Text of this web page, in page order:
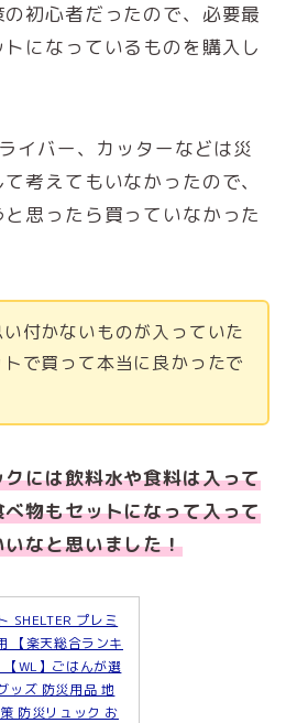
初心者だったので、必要最
になっているものを購入し
イバー、カッターなどは災
考えてもいなかったので、
思ったら買っていなかった
付かないものが入っていた
で買って本当に良かったで
には飲料水や食料は入って
物もセットになって入って
なと思いました！
SHELTER プレミ
【楽天総合ランキ
【WL】ごはんが選
ッズ 防災用品 地
防災リュック お